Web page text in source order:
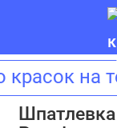
Шпатлевка